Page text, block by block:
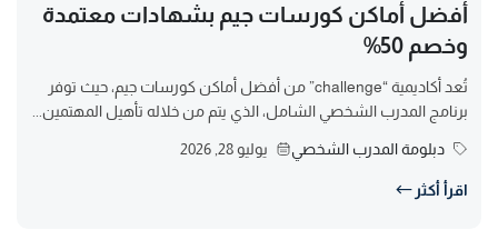
أفضل أماكن كورسات جيم بشهادات معتمدة
وخصم 50%
تُعد أكاديمية “challenge” من أفضل أماكن كورسات جيم، حيث توفر
برنامج المدرب الشخصي الشامل، الذي يتم من خلاله تأهيل المهتمين...
دبلومة المدرب الشخصي يوليو 28, 2026
اقرأ أكثر